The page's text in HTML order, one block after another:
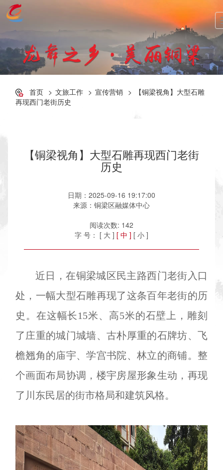
首页 文旅工作 宣传营销
【铜梁视角】大型石雕
再现西门老街历史
【铜梁视角】大型石雕再现西门老街
历史
日期：2025-09-16 19:17:00
来源：铜梁区融媒体中心
阅读次数: 142
字 号： [ 大 ] [ 中 ] [ 小 ]
近日，在铜梁城区民主路西门老街入口
处，一幅大型石雕再现了这条百年老街的历
史。在这幅长15米、高5米的石壁上，雕刻
了庄重的城门城墙、古朴厚重的石牌坊、飞
檐翘角的庙宇、学宫书院、林立的商铺。整
个画面布局协调，楼宇房屋形象生动，再现
了川东民居的街市格局和建筑风格。